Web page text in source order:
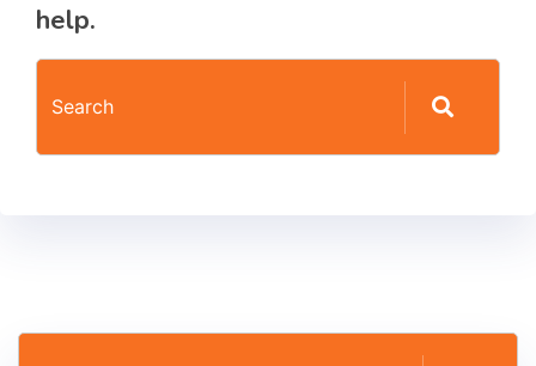
help.